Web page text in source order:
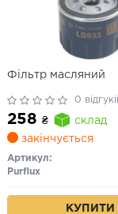
Фільтр масляний
0
258 ₴
склад
закінчується
Артикул:
Purflux
КУПИТИ